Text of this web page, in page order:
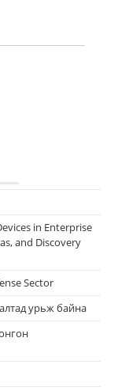
in Enterprise
and Discovery
Sector
урьж байна